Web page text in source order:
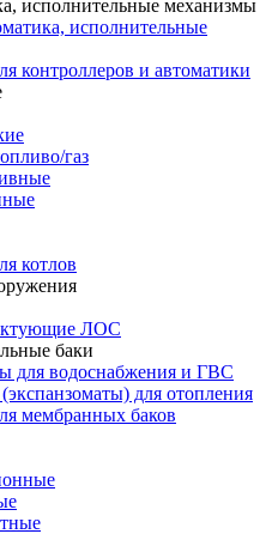
исполнительные механизмы
исполнительные
контроллеров и автоматики
газ
котлов
ЛОС
баки
для водоснабжения и ГВС
для отопления
мембранных баков